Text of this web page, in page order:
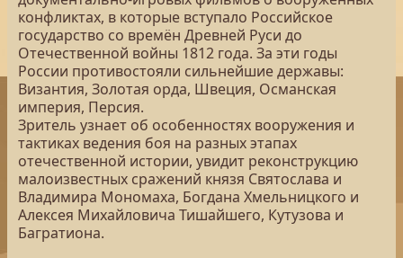
конфликтах, в которые вступало Российское
государство со времён Древней Руси до
Отечественной войны 1812 года. За эти годы
России противостояли сильнейшие державы:
Византия, Золотая орда, Швеция, Османская
империя, Персия.
Зритель узнает об особенностях вооружения и
тактиках ведения боя на разных этапах
отечественной истории, увидит реконструкцию
малоизвестных сражений князя Святослава и
Владимира Мономаха, Богдана Хмельницкого и
Алексея Михайловича Тишайшего, Кутузова и
Багратиона.